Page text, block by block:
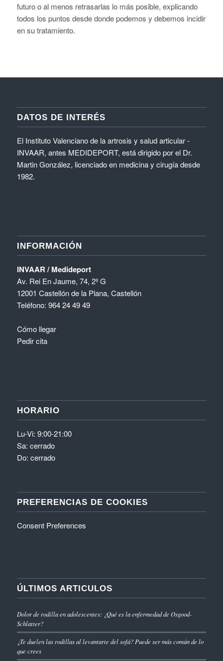
futuro o al menos retrasarlas lo más posible, explicando
todos los puntos desde donde podemos y debemos incidir
en su tratamiento.
DATOS DE INTERÉS
El Instituto Valenciano de la artrosis y salud articular -
INVAAR, antes MEDIDEPORT, está dirigido por el Dr.
Martin González, licenciado en medicina y cirugía desde
1982.
INFORMACIÓN
INVAAR / Medideport
Av. Rei En Jaume, 74, 2º G
12001 Castellón de la Plana, Castellón
Teléfono: 964 24 49 49
Cómo llegar
Pedir cita
HORARIO
Lu-Vi: 9:00-21:00
Sa: cerrado
Do: cerrado
PREFERENCIAS DE COOKIES
Consent Preferences
ÚLTIMOS ARTICULOS
Dolor de rodilla en adolescentes: ¿Qué es la enfermedad de Osgood-
Schlatter?
¿Te duelen las rodillas al levantarte del sofá? Puede ser más común de lo
que crees